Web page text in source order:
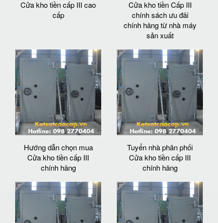
Cửa kho tiền cấp III cao
cấp
Cửa kho tiền Cấp III
chính sách ưu đãi
chính hãng từ nhà máy
sản xuất
Hướng dẫn chọn mua
Cửa kho tiền cấp III
chính hãng
Tuyển nhà phân phối
Cửa kho tiền cấp III
chính hãng